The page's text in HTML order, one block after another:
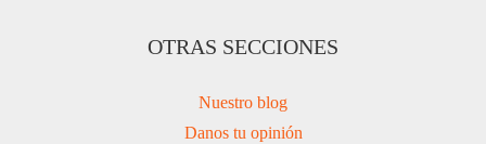
OTRAS SECCIONES
Nuestro blog
Danos tu opinión